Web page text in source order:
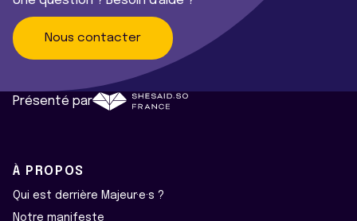
Nous contacter
Présenté par
À PROPOS
Qui est derrière Majeur·e·s ?
Notre manifeste